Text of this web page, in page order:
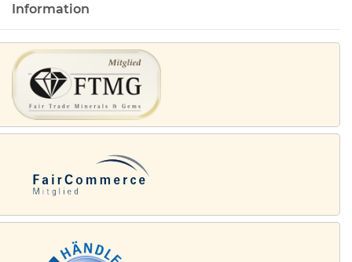
Information